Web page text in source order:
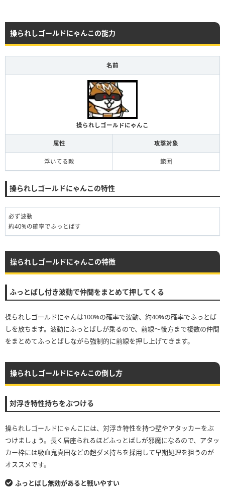
操られしゴールドにゃんこの能力
名前
操られしゴールドにゃんこ
属性 攻撃対象
浮いてる敵 範囲
操られしゴールドにゃんこの特性
必ず波動
約40%の確率でふっとばす
操られしゴールドにゃんこの特徴
ふっとばし付き波動で仲間をまとめて押してくる
操られしゴールドにゃんは100%の確率で波動、約40%の確率でふっとば
しを放ちます。波動にふっとばしが乗るので、前線〜後方まで複数の仲間
をまとめてふっとばしながら強制的に前線を押し上げてきます。
操られしゴールドにゃんこの倒し方
対浮き特性持ちをぶつける
操られしゴールドにゃんこには、対浮き特性を持つ壁やアタッカーをぶ
つけましょう。長く居座られるほどふっとばしが邪魔になるので、アタッ
カー枠には吸血鬼真田などの超ダメ持ちを採用して早期処理を狙うのが
オススメです。
ふっとばし無効があると戦いやすい